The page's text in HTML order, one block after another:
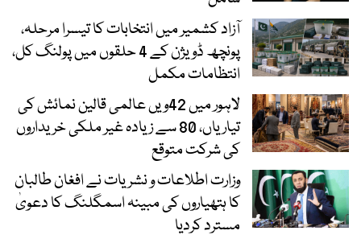
آزاد کشمیر میں انتخابات کا تیسرا مرحلہ،
پونچھ ڈویژن کے 4 حلقوں میں پولنگ کل،
انتظامات مکمل
لاہور میں 42ویں عالمی قالین نمائش کی
تیاریاں، 80 سے زیادہ غیر ملکی خریداروں
کی شرکت متوقع
وزارت اطلاعات و نشریات نے افغان طالبان
کا ہتھیاروں کی مبینہ اسمگلنگ کا دعویٰ
مسترد کردیا